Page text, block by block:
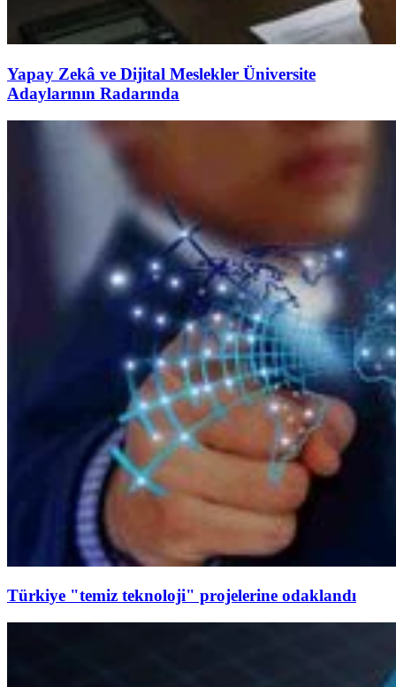
Yapay Zekâ ve Dijital Meslekler Üniversite
Adaylarının Radarında
Türkiye "temiz teknoloji" projelerine odaklandı